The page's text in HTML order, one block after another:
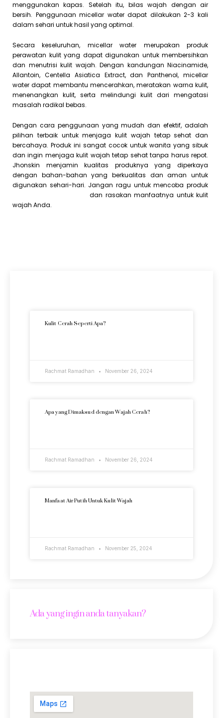
menggunakan kapas. Setelah itu, bilas wajah dengan air
bersih. Penggunaan micellar water dapat dilakukan 2-3 kali
dalam sehari untuk hasil yang optimal.
Secara keseluruhan, micellar water merupakan produk
perawatan kulit yang dapat digunakan untuk membersihkan
dan menutrisi kulit wajah. Dengan kandungan Niacinamide,
Allantoin, Centella Asiatica Extract, dan Panthenol, micellar
water dapat membantu mencerahkan, meratakan warna kulit,
menenangkan kulit, serta melindungi kulit dari mengatasi
masalah radikal bebas.
Dengan cara penggunaan yang mudah dan efektif, adalah
pilihan terbaik untuk menjaga kulit wajah tetap sehat dan
bercahaya. Produk ini sangat cocok untuk wanita yang sibuk
dan ingin menjaga kulit wajah tetap sehat tanpa harus repot.
Jhonskin menjamin kualitas produknya yang diperkaya
dengan bahan-bahan yang berkualitas dan aman untuk
digunakan sehari-hari. Jangan ragu untuk mencoba produk
dan rasakan manfaatnya untuk kulit
wajah Anda.
Kulit Cerah Seperti Apa?
Rachmat Ramadhan November 26, 2024
Apa yang Dimaksud dengan Wajah Cerah?
Rachmat Ramadhan November 26, 2024
Manfaat Air Putih Untuk Kulit Wajah
Rachmat Ramadhan November 25, 2024
Ada yang ingin anda tanyakan?